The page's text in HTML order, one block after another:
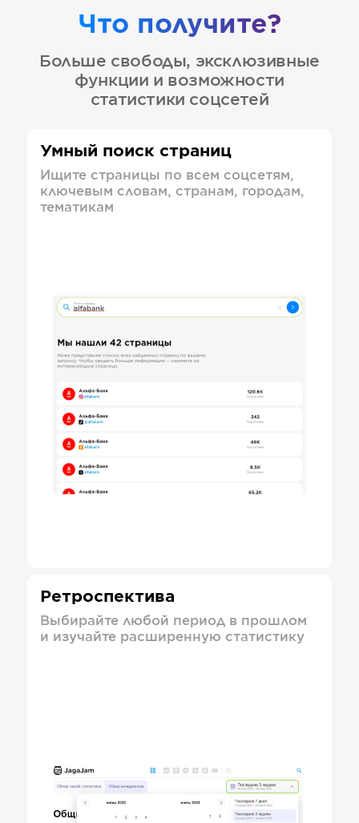
Что получите?
Больше свободы, эксклюзивные
функции и возможности
статистики соцсетей
Умный поиск страниц
Ищите страницы по всем соцсетям,
ключевым словам, странам, городам,
тематикам
Ретроспектива
Выбирайте любой период в прошлом
и изучайте расширенную статистику